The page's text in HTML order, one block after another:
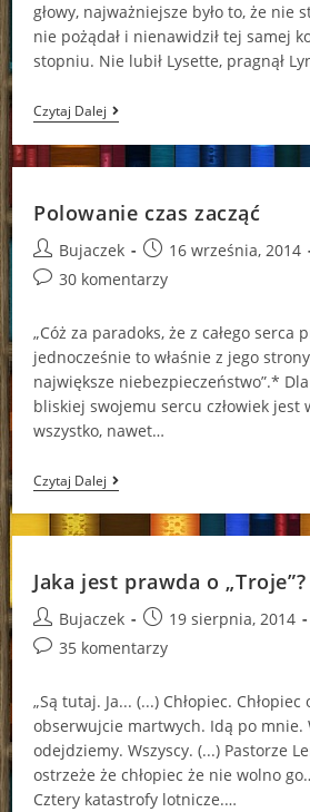
głowy, najważniejsze było to, że nie
nie pożądał i nienawidził tej samej
stopniu. Nie lubił Lysette, pragnął
Czytaj DalejDwa
Oblicza?
Polowanie czas zacząć
Post
author:
Bujaczek
Post
published:
16 września, 2014
Post30 komentarzy
„Cóż za paradoks, że z całego serca
jednocześnie to właśnie z jego
największe niebezpieczeństwo”.*
bliskiej swojemu sercu człowiek jest
wszystko, nawet…
Czytaj DalejPolowanie
Czas
Zacząć
Jaka jest prawda o „Troje”?
Post
author:
Bujaczek
Post
published:
19 sierpnia, 2014
Post35 komentarzy
„Są tutaj. Ja... (...) Chłopiec.
obserwujcie martwych. Idą po mnie.
odejdziemy. Wszyscy. (...) Pastorze
ostrzeże że chłopiec że nie wolno
Cztery katastrofy lotnicze.…